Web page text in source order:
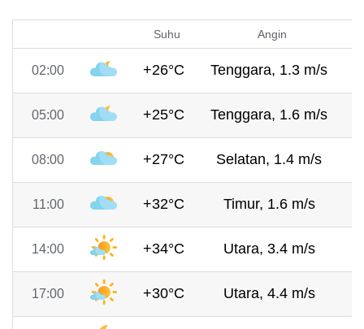
Suhu Angin
02:00 +26°C Tenggara, 1.3 m/s
05:00 +25°C Tenggara, 1.6 m/s
08:00 +27°C Selatan, 1.4 m/s
11:00 +32°C Timur, 1.6 m/s
14:00 +34°C Utara, 3.4 m/s
17:00 +30°C Utara, 4.4 m/s